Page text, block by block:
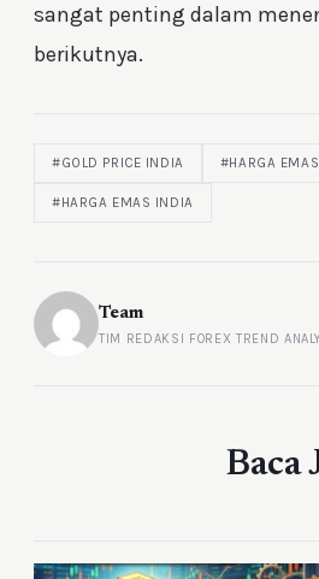
sangat penting dalam
berikutnya.
#GOLD PRICE INDIA #HARGA
#HARGA EMAS INDIA
Team
TIM REDAKSI FOREX TREND
Baca